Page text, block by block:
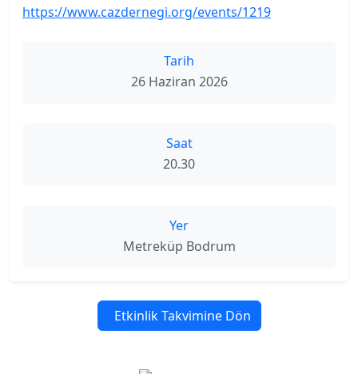
https://www.cazdernegi.org/events/1219
Tarih
26 Haziran 2026
Saat
20.30
Yer
Metreküp Bodrum
Etkinlik Takvimine Dön